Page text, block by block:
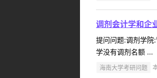
调剂会计学和企
提问问题:调剂学
学没有调剂名额 ...
海南大学考研问题